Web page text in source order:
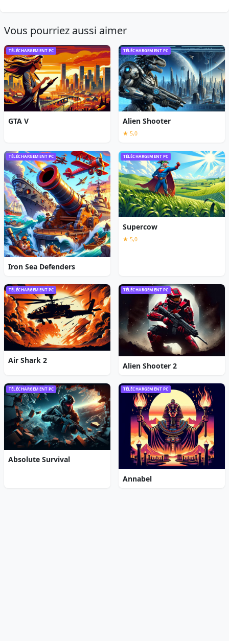
Vous pourriez aussi aimer
TÉLÉCHARGEMENT PC
GTA V
TÉLÉCHARGEMENT PC
Alien Shooter
★ 5,0
TÉLÉCHARGEMENT PC
Iron Sea Defenders
TÉLÉCHARGEMENT PC
Supercow
★ 5,0
TÉLÉCHARGEMENT PC
Air Shark 2
TÉLÉCHARGEMENT PC
Alien Shooter 2
TÉLÉCHARGEMENT PC
Absolute Survival
TÉLÉCHARGEMENT PC
Annabel